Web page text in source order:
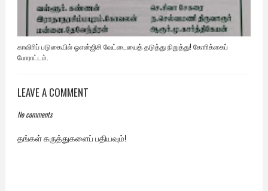
காவிாிப் படுகையில் ஓஎன்ஜிசி வேட்டையைத் தடுத்து நிறுத்து! கோாிக்கைப்
போராட்டம்.
LEAVE A COMMENT
No comments
தங்கள் கருத்துகளைப் பதியவும்!